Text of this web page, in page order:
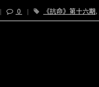
0 《抗命》第十六期,